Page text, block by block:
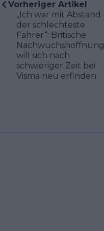
Vorheriger Artikel
„Ich war mit Abstand
der schlechteste
Fahrer“: Britische
Nachwuchshoffnung
will sich nach
schwieriger Zeit bei
Visma neu erfinden